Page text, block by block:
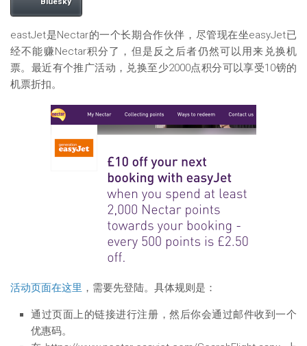
eastJet是Nectar的一个长期合作伙伴，尽管现在坐easyJet已
经不能赚Nectar积分了，但是反之后者仍然可以用来兑换机
票。最近有个推广活动，兑换至少2000点积分可以享受10镑的
机票折扣。
活动页面在这里 ，需要先登陆。具体规则是：
通过页面上的链接进行注册，然后你会通过邮件收到一个
优惠码。